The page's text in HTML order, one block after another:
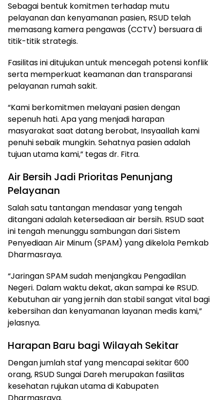
Sebagai bentuk komitmen terhadap mutu
pelayanan dan kenyamanan pasien, RSUD telah
memasang kamera pengawas (CCTV) bersuara di
titik-titik strategis.
Fasilitas ini ditujukan untuk mencegah potensi konflik
serta memperkuat keamanan dan transparansi
pelayanan rumah sakit.
“Kami berkomitmen melayani pasien dengan
sepenuh hati. Apa yang menjadi harapan
masyarakat saat datang berobat, Insyaallah kami
penuhi sebaik mungkin. Sehatnya pasien adalah
tujuan utama kami,” tegas dr. Fitra.
Air Bersih Jadi Prioritas Penunjang
Pelayanan
Salah satu tantangan mendasar yang tengah
ditangani adalah ketersediaan air bersih. RSUD saat
ini tengah menunggu sambungan dari Sistem
Penyediaan Air Minum (SPAM) yang dikelola Pemkab
Dharmasraya.
“Jaringan SPAM sudah menjangkau Pengadilan
Negeri. Dalam waktu dekat, akan sampai ke RSUD.
Kebutuhan air yang jernih dan stabil sangat vital bagi
kebersihan dan kenyamanan layanan medis kami,”
jelasnya.
Harapan Baru bagi Wilayah Sekitar
Dengan jumlah staf yang mencapai sekitar 600
orang, RSUD Sungai Dareh merupakan fasilitas
kesehatan rujukan utama di Kabupaten